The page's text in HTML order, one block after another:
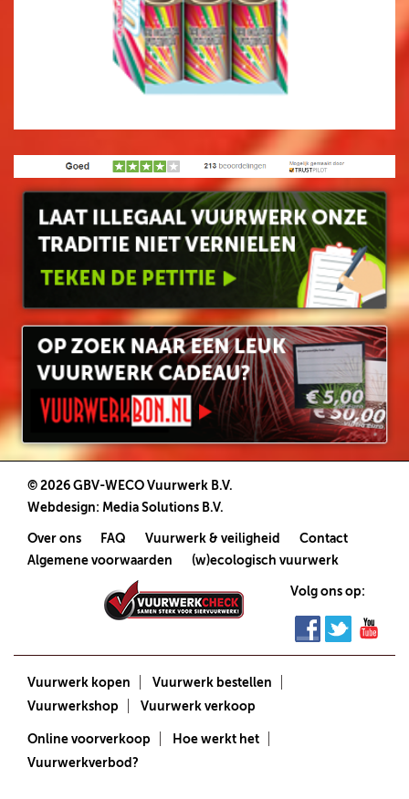
© 2026 GBV-WECO Vuurwerk B.V.
Webdesign: Media Solutions B.V.
Over ons FAQ Vuurwerk & veiligheid
Contact
Algemene voorwaarden
(w)ecologisch vuurwerk
Volg ons op:
Vuurwerk kopen
Vuurwerk bestellen
Vuurwerkshop
Vuurwerk verkoop
Online voorverkoop
Hoe werkt het
Vuurwerkverbod?